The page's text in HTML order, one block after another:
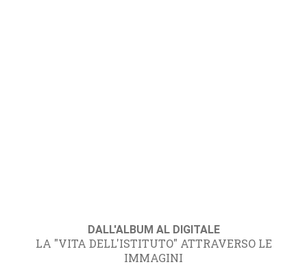
DALL'ALBUM AL DIGITALE
LA "VITA DELL'ISTITUTO" ATTRAVERSO LE
IMMAGINI